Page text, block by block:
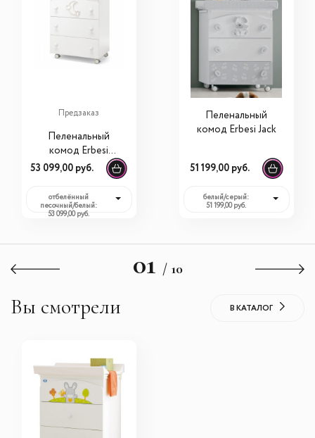
Предзаказ
Пеленальный
комод Erbesi
Moon
53 099,00 руб.
отбелённый
песочный/белый:
53 099,00 руб.
Пеленальный
комод Erbesi Jack
51 199,00 руб.
белый/серый:
51 199,00 руб.
01 / 10
Вы смотрели В КАТАЛОГ